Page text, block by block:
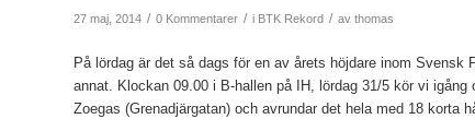
27 maj, 2014 / 0 Kommentarer / i BTK Rekord / av thomas
På lördag är det så dags för en av årets höjdare inom
annat. Klockan 09.00 i B-hallen på IH, lördag 31/5 kör vi
Zoegas (Grenadjärgatan) och avrundar det hela med 18 korta